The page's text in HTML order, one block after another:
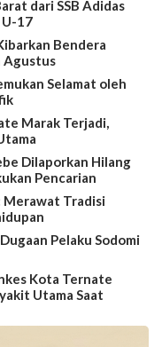
dari SSB Adidas
17
Bendera
Agustus
Selamat oleh
Marak Terjadi,
Dilaporkan Hilang
Pencarian
Merawat Tradisi
Pelaku Sodomi
Kota Ternate
Utama Saat